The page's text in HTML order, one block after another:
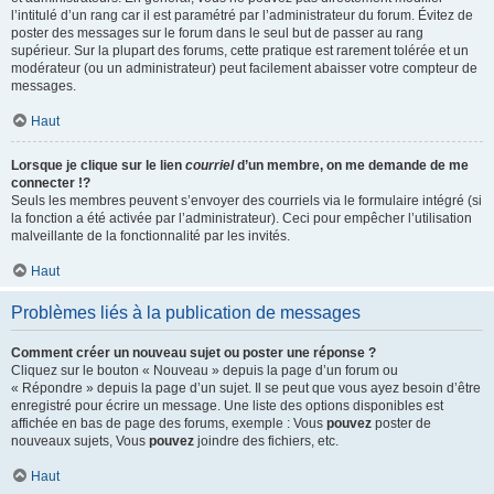
l’intitulé d’un rang car il est paramétré par l’administrateur du forum. Évitez de
poster des messages sur le forum dans le seul but de passer au rang
supérieur. Sur la plupart des forums, cette pratique est rarement tolérée et un
modérateur (ou un administrateur) peut facilement abaisser votre compteur de
messages.
Haut
Lorsque je clique sur le lien courrield’un membre, on me demande de me
connecter !?
Seuls les membres peuvent s’envoyer des courriels via le formulaire intégré (si
la fonction a été activée par l’administrateur). Ceci pour empêcher l’utilisation
malveillante de la fonctionnalité par les invités.
Haut
Problèmes liés à la publication de messages
Comment créer un nouveau sujet ou poster une réponse ?
Cliquez sur le bouton « Nouveau » depuis la page d’un forum ou
« Répondre » depuis la page d’un sujet. Il se peut que vous ayez besoin d’être
enregistré pour écrire un message. Une liste des options disponibles est
affichée en bas de page des forums, exemple : Vous pouvez poster de
nouveaux sujets, Vous pouvez joindre des fichiers, etc.
Haut